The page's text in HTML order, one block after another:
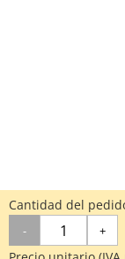
Cantidad del
- +